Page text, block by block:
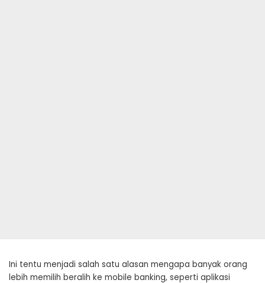
Ini tentu menjadi salah satu alasan mengapa banyak orang
lebih memilih beralih ke mobile banking, seperti aplikasi